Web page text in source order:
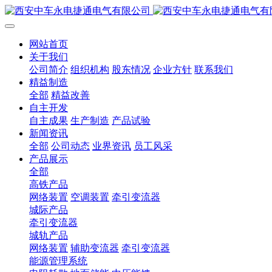
网站首页
关于我们
公司简介 组织机构 股东情况 企业方针 联系我们
精益制造
全部 精益改善
自主开发
自主成果 生产制造 产品试验
新闻资讯
全部 公司动态 业界资讯 员工风采
产品展示
全部
高铁产品
网络装置 空调装置 牵引变流器
城际产品
牵引变流器
城轨产品
网络装置 辅助变流器 牵引变流器
能源管理系统